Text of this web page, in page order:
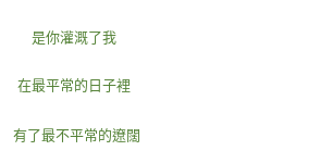
是你灌溉了我
在最平常的日子裡
有了最不平常的遼闊